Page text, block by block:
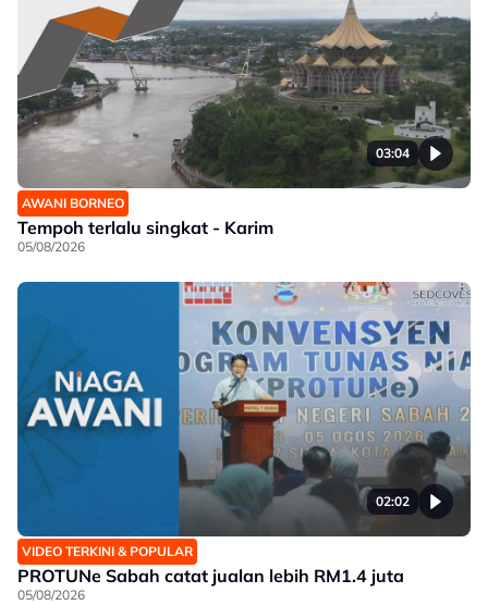
03:04
AWANI BORNEO
Tempoh terlalu singkat - Karim
05/08/2026
02:02
VIDEO TERKINI & POPULAR
PROTUNe Sabah catat jualan lebih RM1.4 juta
05/08/2026